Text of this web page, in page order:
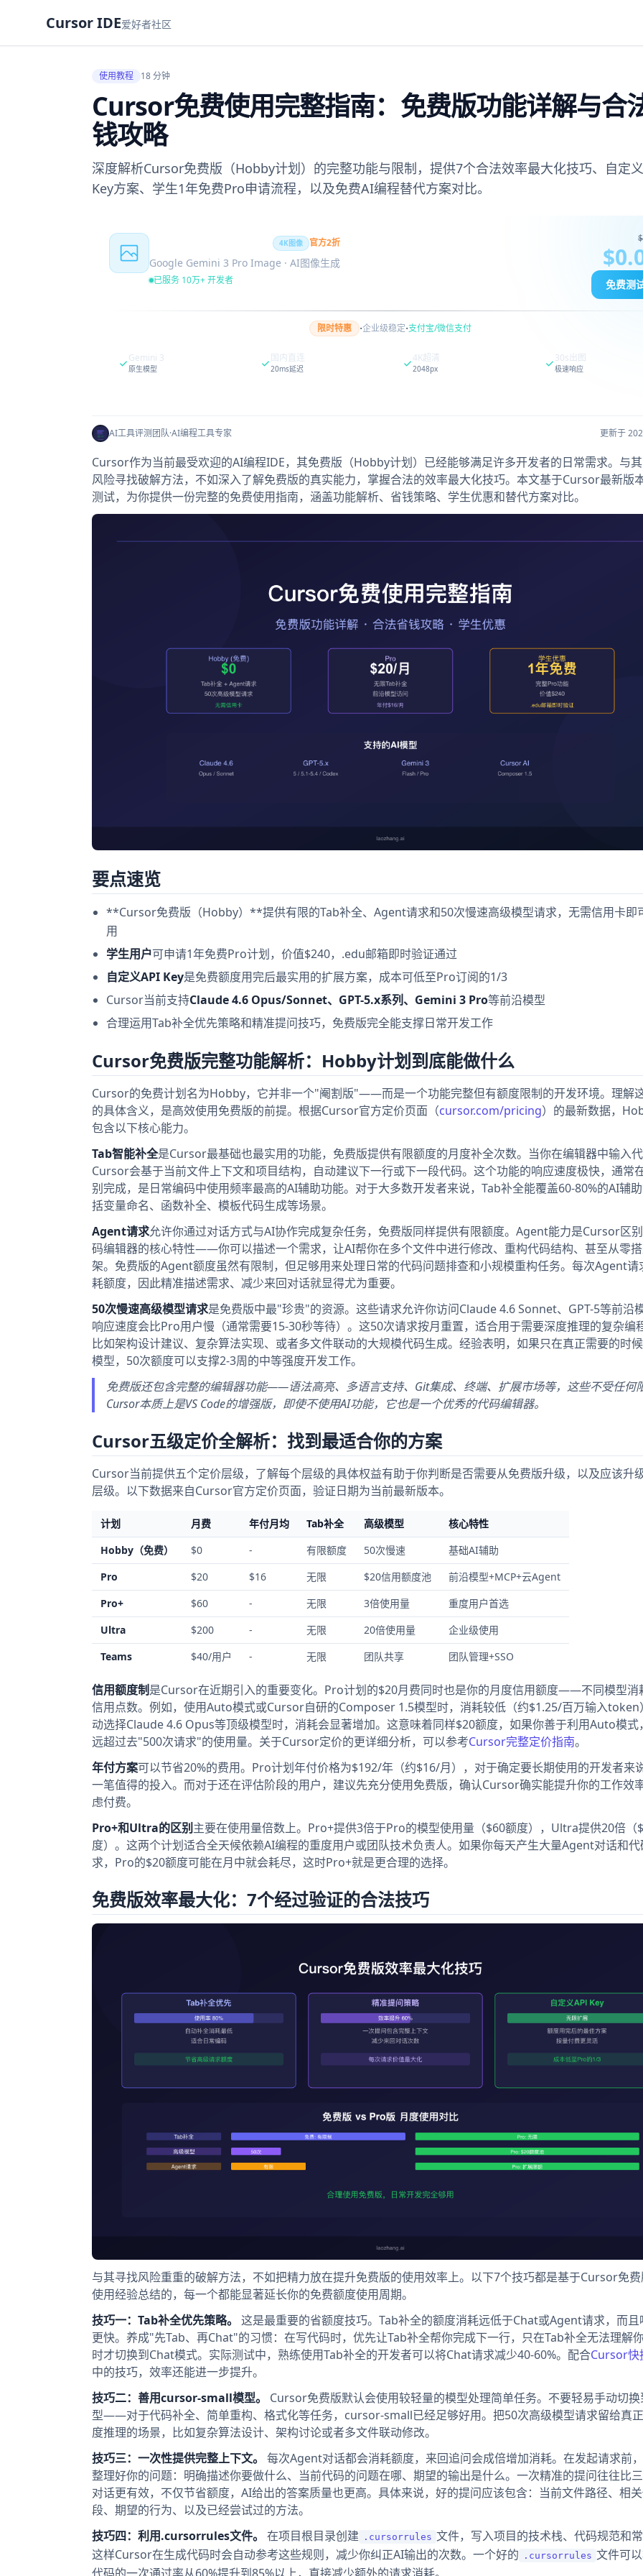
Cursor IDE爱好者社区
使用教程 18 分钟
Cursor免费使用完整指南：免费版功能详解与合
钱攻略
深度解析Cursor免费版（Hobby计划）的完整功能与限制，提供7个合法效率最大化技巧、自定
Key方案、学生1年免费Pro申请流程，以及免费AI编程替代方案对比。
4K图像 官方2折
Google Gemini 3 Pro Image · AI图像生成
已服务 10万+ 开发者
免费测
限时特惠 ·企业级稳定·支付宝/微信支付
Gemini 3
原生模型
国内直连
20ms延迟
4K超清
2048px
30s出图
极速响应
AI工具评测团队·AI编程工具专家 更新于
Cursor作为当前最受欢迎的AI编程IDE，其免费版（Hobby计划）已经能够满足许多开发者的日常需求。与
风险寻找破解方法，不如深入了解免费版的真实能力，掌握合法的效率最大化技巧。本文基于Cursor最新版
测试，为你提供一份完整的免费使用指南，涵盖功能解析、省钱策略、学生优惠和替代方案对比。
要点速览
**Cursor免费版（Hobby）**提供有限的Tab补全、Agent请求和50次慢速高级模型请求，无需信用卡即
用
学生用户可申请1年免费Pro计划，价值$240，.edu邮箱即时验证通过
自定义API Key是免费额度用完后最实用的扩展方案，成本可低至Pro订阅的1/3
Cursor当前支持Claude 4.6 Opus/Sonnet、GPT-5.x系列、Gemini 3 Pro等前沿模型
合理运用Tab补全优先策略和精准提问技巧，免费版完全能支撑日常开发工作
Cursor免费版完整功能解析：Hobby计划到底能做什么
Cursor的免费计划名为Hobby，它并非一个"阉割版"——而是一个功能完整但有额度限制的开发环境。理解
的具体含义，是高效使用免费版的前提。根据Cursor官方定价页面（cursor.com/pricing）的最新数据，
包含以下核心能力。
Tab智能补全是Cursor最基础也最实用的功能，免费版提供有限额度的月度补全次数。当你在编辑器中输入代
Cursor会基于当前文件上下文和项目结构，自动建议下一行或下一段代码。这个功能的响应速度极快，通常
别完成，是日常编码中使用频率最高的AI辅助功能。对于大多数开发者来说，Tab补全能覆盖60-80%的AI辅
括变量命名、函数补全、模板代码生成等场景。
Agent请求允许你通过对话方式与AI协作完成复杂任务，免费版同样提供有限额度。Agent能力是Cursor区
码编辑器的核心特性——你可以描述一个需求，让AI帮你在多个文件中进行修改、重构代码结构、甚至从零
架。免费版的Agent额度虽然有限制，但足够用来处理日常的代码问题排查和小规模重构任务。每次Agent请
耗额度，因此精准描述需求、减少来回对话就显得尤为重要。
50次慢速高级模型请求是免费版中最"珍贵"的资源。这些请求允许你访问Claude 4.6 Sonnet、GPT-5等前沿
响应速度会比Pro用户慢（通常需要15-30秒等待）。这50次请求按月重置，适合用于需要深度推理的复杂编
比如架构设计建议、复杂算法实现、或者多文件联动的大规模代码生成。经验表明，如果只在真正需要的时
模型，50次额度可以支撑2-3周的中等强度开发工作。
免费版还包含完整的编辑器功能——语法高亮、多语言支持、Git集成、终端、扩展市场等，这些不受任何
Cursor本质上是VS Code的增强版，即使不使用AI功能，它也是一个优秀的代码编辑器。
Cursor五级定价全解析：找到最适合你的方案
Cursor当前提供五个定价层级，了解每个层级的具体权益有助于你判断是否需要从免费版升级，以及应该升
层级。以下数据来自Cursor官方定价页面，验证日期为当前最新版本。
计划 月费 年付月均 Tab补全 高级模型
核心特性
Hobby（免费）
$0 - 有限额度 50次慢速
基础AI辅助
Pro
$20 $16 无限 $20信用额度池
前沿模型+MCP+云Agent
Pro+
$60 - 无限 3倍使用量
重度用户首选
Ultra
$200 - 无限 20倍使用量
企业级使用
Teams
$40/用户 - 无限 团队共享 团队管理+SSO
信用额度制是Cursor在近期引入的重要变化。Pro计划的$20月费同时也是你的月度信用额度——不同模型消
信用点数。例如，使用Auto模式或Cursor自研的Composer 1.5模型时，消耗较低（约$1.25/百万输入token
动选择Claude 4.6 Opus等顶级模型时，消耗会显著增加。这意味着同样$20额度，如果你善于利用Auto模式
远超过去"500次请求"的使用量。关于Cursor定价的更详细分析，可以参考Cursor完整定价指南。
年付方案可以节省20%的费用。Pro计划年付价格为$192/年（约$16/月），对于确定要长期使用的开发者来
一笔值得的投入。而对于还在评估阶段的用户，建议先充分使用免费版，确认Cursor确实能提升你的工作效
虑付费。
Pro+和Ultra的区别 主要在使用量倍数上。Pro+提供3倍于Pro的模型使用量（$60额度），Ultra提供20倍（
度）。这两个计划适合全天候依赖AI编程的重度用户或团队技术负责人。如果你每天产生大量Agent对话和
求，Pro的$20额度可能在月中就会耗尽，这时Pro+就是更合理的选择。
免费版效率最大化：7个经过验证的合法技巧
与其寻找风险重重的破解方法，不如把精力放在提升免费版的使用效率上。以下7个技巧都是基于Cursor免
使用经验总结的，每一个都能显著延长你的免费额度使用周期。
技巧一：Tab补全优先策略。 这是最重要的省额度技巧。Tab补全的额度消耗远低于Chat或Agent请求，而且
更快。养成"先Tab、再Chat"的习惯：在写代码时，优先让Tab补全帮你完成下一行，只在Tab补全无法理解
时才切换到Chat模式。实际测试中，熟练使用Tab补全的开发者可以将Chat请求减少40-60%。配合Cursor快
中的技巧，效率还能进一步提升。
技巧二：善用cursor-small模型。
Cursor免费版默认会使用较轻量的模型处理简单任务。不要轻易手动切换
型——对于代码补全、简单重构、格式化等任务，cursor-small已经足够好用。把50次高级模型请求留给真
度推理的场景，比如复杂算法设计、架构讨论或者多文件联动修改。
技巧三：一次性提供完整上下文。 每次Agent对话都会消耗额度，来回追问会成倍增加消耗。在发起请求前
整理好你的问题：明确描述你要做什么、当前代码的问题在哪、期望的输出是什么。一次精准的提问往往比
对话更有效，不仅节省额度，AI给出的答案质量也更高。具体来说，好的提问应该包含：当前文件路径、相
段、期望的行为、以及已经尝试过的方法。
技巧四：利用.cursorrules文件。 在项目根目录创建 .cursorrules 文件，写入项目的技术栈、代码规范和常
这样Cursor在生成代码时会自动参考这些规则，减少你纠正AI输出的次数。一个好的
.cursorrules 文件可